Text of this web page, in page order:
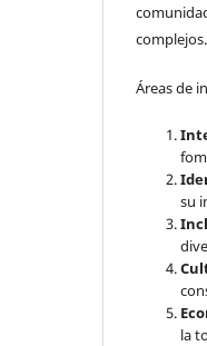
complejos.
Áreas de
su
la